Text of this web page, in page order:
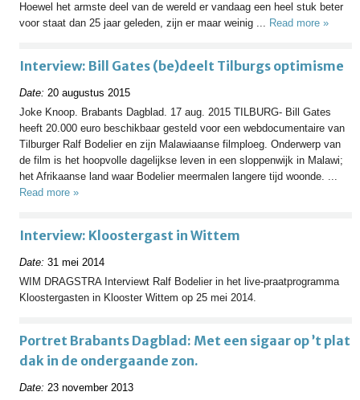
Hoewel het armste deel van de wereld er vandaag een heel stuk beter
voor staat dan 25 jaar geleden, zijn er maar weinig ... Read more »
Interview: Bill Gates (be)deelt Tilburgs optimisme
Date: 20 augustus 2015
Joke Knoop. Brabants Dagblad. 17 aug. 2015 TILBURG- Bill Gates
heeft 20.000 euro beschikbaar gesteld voor een webdocumentaire van
Tilburger Ralf Bodelier en zijn Malawiaanse filmploeg. Onderwerp van
de film is het hoopvolle dagelijkse leven in een sloppenwijk in Malawi;
het Afrikaanse land waar Bodelier meermalen langere tijd woonde. ...
Read more »
Interview: Kloostergast in Wittem
Date: 31 mei 2014
WIM DRAGSTRA Interviewt Ralf Bodelier in het live-praatprogramma
Kloostergasten in Klooster Wittem op 25 mei 2014.
Portret Brabants Dagblad: Met een sigaar op ’t plat
dak in de ondergaande zon.
Date: 23 november 2013